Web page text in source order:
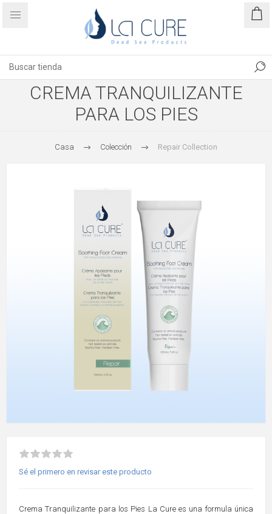
CREMA TRANQUILIZANTE
PARA LOS PIES
Casa Colección Repair Collection
Sé el primero en revisar este producto
Crema Tranquilizante para los Pies La Cure es una formula única